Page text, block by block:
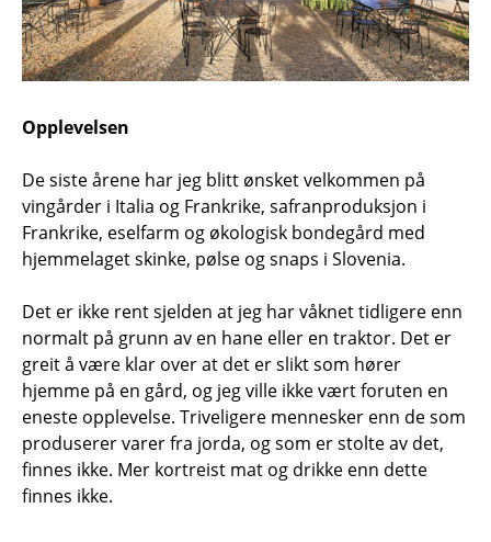
Opplevelsen
De siste årene har jeg blitt ønsket velkommen på
vingårder i Italia og Frankrike, safranproduksjon i
Frankrike, eselfarm og økologisk bondegård med
hjemmelaget skinke, pølse og snaps i Slovenia.
Det er ikke rent sjelden at jeg har våknet tidligere enn
normalt på grunn av en hane eller en traktor. Det er
greit å være klar over at det er slikt som hører
hjemme på en gård, og jeg ville ikke vært foruten en
eneste opplevelse. Triveligere mennesker enn de som
produserer varer fra jorda, og som er stolte av det,
finnes ikke. Mer kortreist mat og drikke enn dette
finnes ikke.